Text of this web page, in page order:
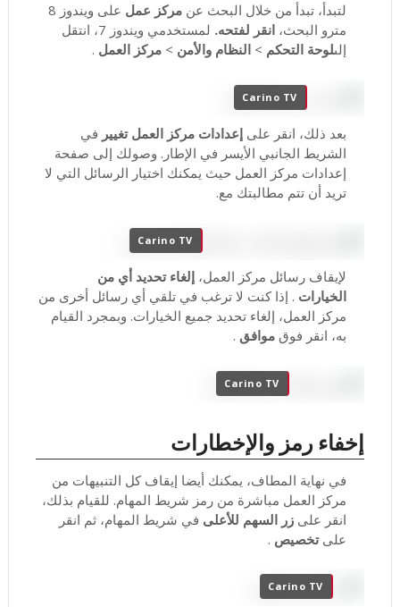
لتبدأ، تبدأ من خلال البحث عن مركز عمل
على ويندوز 8
مترو البحث، انقر لفتحه.
لمستخدمي ويندوز 7، انتقل
إلىلوحة التحكم > النظام والأمن > مركز العمل .
Carino TV
بعد ذلك، انقر على إعدادات مركز العمل تغيير في
الشريط الجانبي الأيسر في الإطار. وصولك إلى صفحة
إعدادات مركز العمل حيث يمكنك اختيار الرسائل التي لا
تريد أن تتم مطالبتك مع.
Carino TV
لإيقاف رسائل مركز العمل، إلغاء تحديد أي من
الخيارات . إذا كنت لا ترغب في تلقي أي رسائل أخرى من
مركز العمل، إلغاء تحديد جميع الخيارات. وبمجرد القيام
به، انقر فوق موافق .
Carino TV
إخفاء رمز والإخطارات
في نهاية المطاف، يمكنك أيضا إيقاف كل التنبيهات من
مركز العمل مباشرة من رمز شريط المهام. للقيام بذلك،
انقر على زر السهم للأعلى في شريط المهام، ثم انقر
على تخصيص .
Carino TV